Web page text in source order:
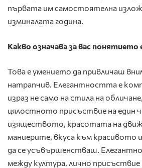
първата им самостоятелна
изминалата година.
Какво означава за вас
Това е умението да привличаш
натрапчив. Елегантността е
израз не само на стила на
цялостното присъствие на един
изяществото, красотата на
маниерите, вкуса към красивото
да се усъвършенстваш.
между култура, лично присъствие